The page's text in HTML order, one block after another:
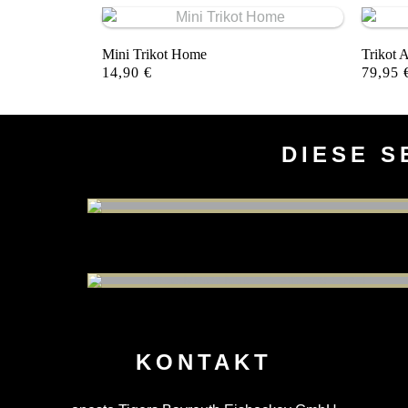
Mini Trikot Home
14,90 €
Trikot
79,95
DIESE
KONTAKT